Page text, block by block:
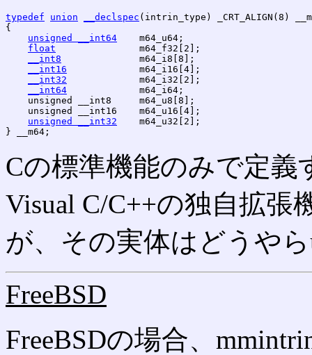
typedef union __declspec (intrin_type) _CRT_ALIGN(8)
{
unsigned __int64
    m64_u64;
float
               m64_f32[2];
__int8
              m64_i8[8];
__int16
             m64_i16[4];
__int32
             m64_i32[2];
__int64
             m64_i64;
    unsigned __int8     m64_u8[8];
    unsigned __int16    m64_u16[4];
unsigned __int32
    m64_u32[2];
Cの標準機能のみで定
Visual C/C++の独自拡
が、その実体はどうや
FreeBSD
FreeBSDの場合、